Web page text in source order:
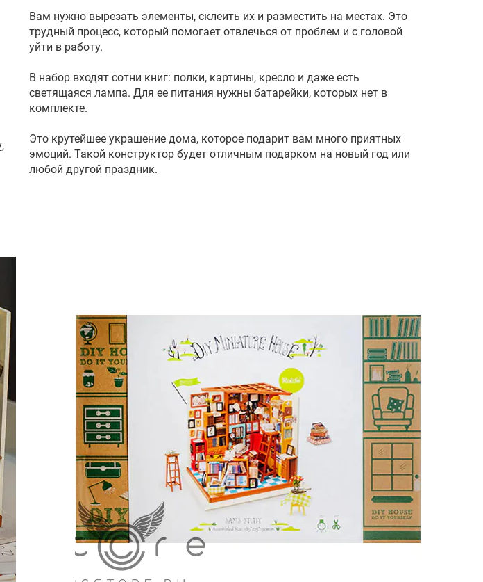
,
Вам нужно вырезать элементы, склеить их и разместить на местах. Это
трудный процесс, который помогает отвлечься от проблем и с головой
уйти в работу.
В набор входят сотни книг: полки, картины, кресло и даже есть
светящаяся лампа. Для ее питания нужны батарейки, которых нет в
комплекте.
Это крутейшее украшение дома, которое подарит вам много приятных
эмоций. Такой конструктор будет отличным подарком на новый год или
любой другой праздник.